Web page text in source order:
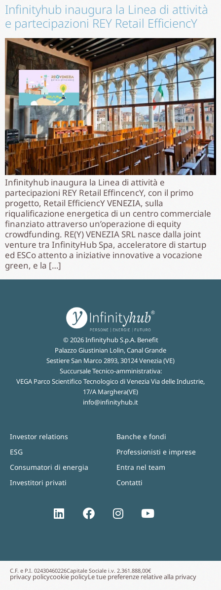
Infinityhub inaugura la Linea di attività
e partecipazioni REY Retail EfficiencY
Infinityhub inaugura la Linea di attività e
partecipazioni REY Retail EffincencY, con il primo
progetto, Retail EfficiencY VENEZIA, sulla
riqualificazione energetica di un centro commerciale
finanziato attraverso un’operazione di equity
crowdfunding. RE(Y) VENEZIA SRL nasce dalla joint
venture tra InfinityHub Spa, acceleratore di startup
ed ESCo attento a iniziative innovative a vocazione
green, e la […]
© 2026 Infinityhub S.p.A. Benefit
Palazzo Giustinian Lolin, Canal Grande
Sestiere San Marco 2893, 30124 Venezia (VE)
Succursale Tecnico-amministrativa:
VEGA Parco Scientifico Tecnologico di Venezia Via delle Industrie,
17/A Marghera(VE)
info@infinityhub.it
Investor relations
ESG
Consumatori di energia
Investitori privati
Banche e fondi
Professionisti e imprese
Entra nel team
Contatti
C.F. e P.I. 02430460226Capitale Sociale i.v. 2.361.888,00€
privacy policycookie policyLe tue preferenze relative alla privacy